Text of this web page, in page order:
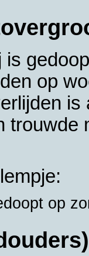
is
op
trouwde
op